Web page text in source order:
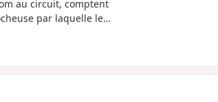
au circuit, comptent
par laquelle le